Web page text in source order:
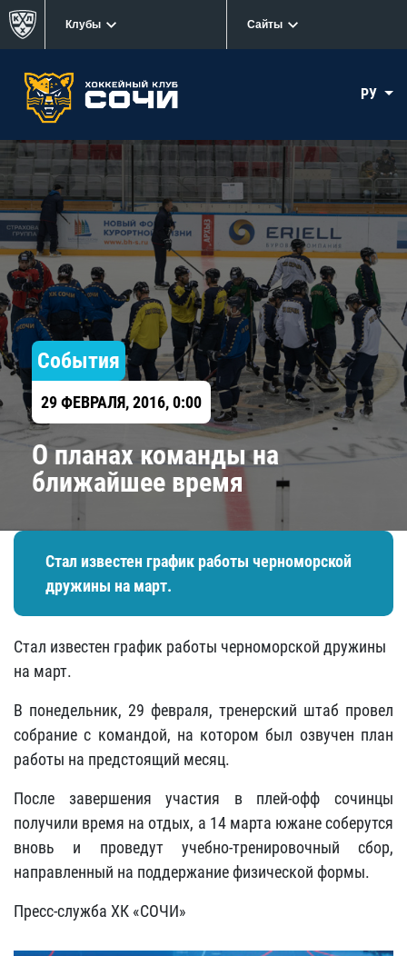
Клубы Сайты
РУ
События
29 ФЕВРАЛЯ, 2016, 0:00
О планах команды на
ближайшее время
Стал известен график работы черноморской
дружины на март.
Стал известен график работы черноморской дружины
на март.
В понедельник, 29 февраля, тренерский штаб провел
собрание с командой, на котором был озвучен план
работы на предстоящий месяц.
После завершения участия в плей-офф сочинцы
получили время на отдых, а 14 марта южане соберутся
вновь и проведут учебно-тренировочный сбор,
направленный на поддержание физической формы.
Пресс-служба ХК «СОЧИ»